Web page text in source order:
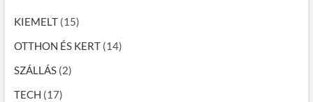
KIEMELT(15)
OTTHON ÉS KERT(14)
SZÁLLÁS(2)
TECH (17)